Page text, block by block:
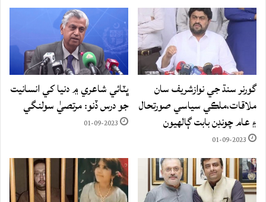
گورنر سنڌ جي نوازشريف سان
ملاقات،ملڪي سياسي صورتحال
۽ عام چونڊن بابت ڳالهيون
01-09-2023
ڀٽائي شاعري ۾ دنيا کي انسانيت
جو درس ڏنو: مرتصيٰ سولنگي
01-09-2023